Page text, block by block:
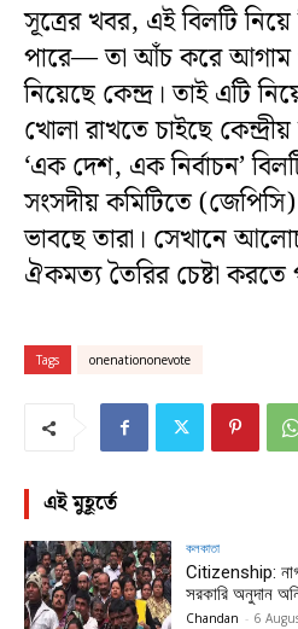
সূত্রের খবর, এই বিলটি নিয়ে
পারে— তা আঁচ করে আগাম
নিয়েছে কেন্দ্র। তাই এটি
খোলা রাখতে চাইছে
‘এক দেশ, এক নির্বাচন’
সংসদীয় কমিটিতে
ভাবছে তারা। সেখানে
ঐকমত্য তৈরির চেষ্টা করতে
Tags onenationonevote
এই মুহূর্তে
কলকাতা
Citizenship:
সরকারি অনুদান
Chandan - 6